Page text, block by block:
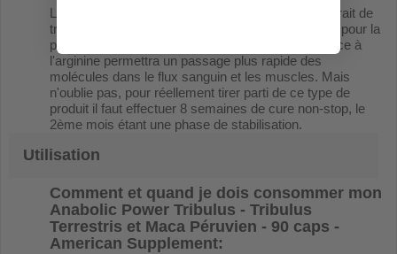
Le fait que sa formulation ne s'arrête pas qu'à l'extrait de
tribulus en fait un complément alimentaire efficace pour la
prise de force et muscle. L'effet vasodilatateur grâce à
l'arginine permettra un passage plus rapide des
molécules dans le flux sanguin et les muscles. Mais
n'oublie pas, pour réellement tirer parti de ce type de
produit il faut effectuer 8 semaines de cure non-stop, le
2ème mois étant une phase de stabilisation.
Utilisation
Comment et quand je dois consommer mon
Anabolic Power Tribulus - Tribulus
Terrestris et Maca Péruvien - 90 caps -
American Supplement: